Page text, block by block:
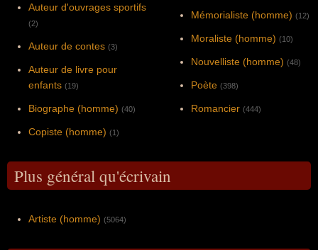
Auteur d'ouvrages sportifs
(2)
Auteur de contes (3)
Auteur de livre pour
enfants (19)
Biographe (homme) (40)
Copiste (homme) (1)
Mémorialiste (homme) (12)
Moraliste (homme) (10)
Nouvelliste (homme) (48)
Poète (398)
Romancier (444)
Plus général qu'écrivain
Artiste (homme) (5064)